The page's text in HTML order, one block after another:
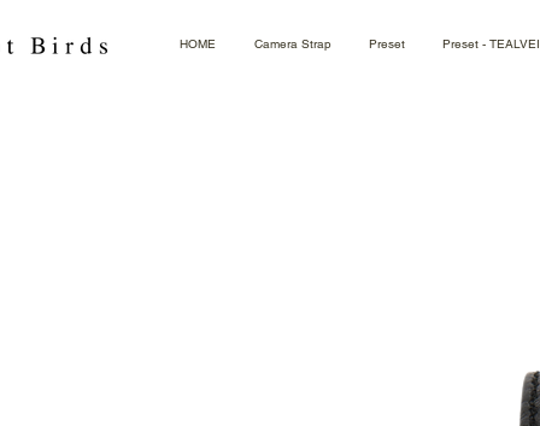
HOME Camera Strap Preset Preset -